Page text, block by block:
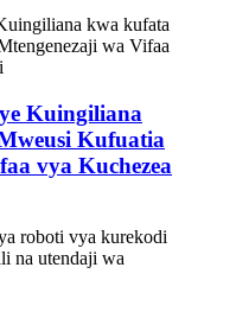
Kuingiliana
Kufuatia
vya Kuchezea